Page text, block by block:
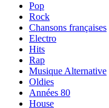
Pop
Rock
Chansons françaises
Electro
Hits
Rap
Musique Alternative
Oldies
Années 80
House